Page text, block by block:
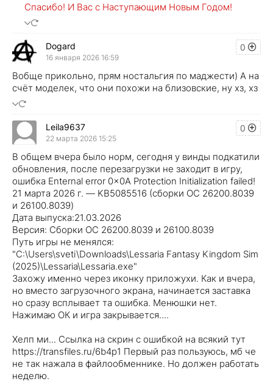
Спасибо! И Вас с Наступающим Новым Годом!
0
Dogard
16 января 2026 16:59
Вобще прикольно, прям ностальгия по маджести) А на
счёт моделек, что они похожи на близовские, ну хз, хз
0
Leila9637
22 марта 2026 15:25
В общем вчера было норм, сегодня у винды подкатили
обновления, после перезагрузки не заходит в игру,
ошибка Enternal error 0x0A Protection Initialization failed!
21 марта 2026 г. — KB5085516 (сборки ОС 26200.8039
и 26100.8039)
Дата выпуска:21.03.2026
Версия: Сборки ОС 26200.8039 и 26100.8039
Путь игры не менялся:
"C:\Users\sveti\Downloads\Lessaria Fantasy Kingdom Sim
(2025)\Lessaria\Lessaria.exe"
Захожу именно через иконку приложухи. Как и вчера,
но вместо загрузочного экрана, начинается заставка
но сразу всплывает та ошибка. Менюшки нет.
Нажимаю ОК и игра закрывается....
Хелп ми... Ссылка на скрин с ошибкой на всякий тут
https://transfiles.ru/6b4p1 Первый раз пользуюсь, мб че
не так нажала в файлообменнике. Но должен работать
неделю.